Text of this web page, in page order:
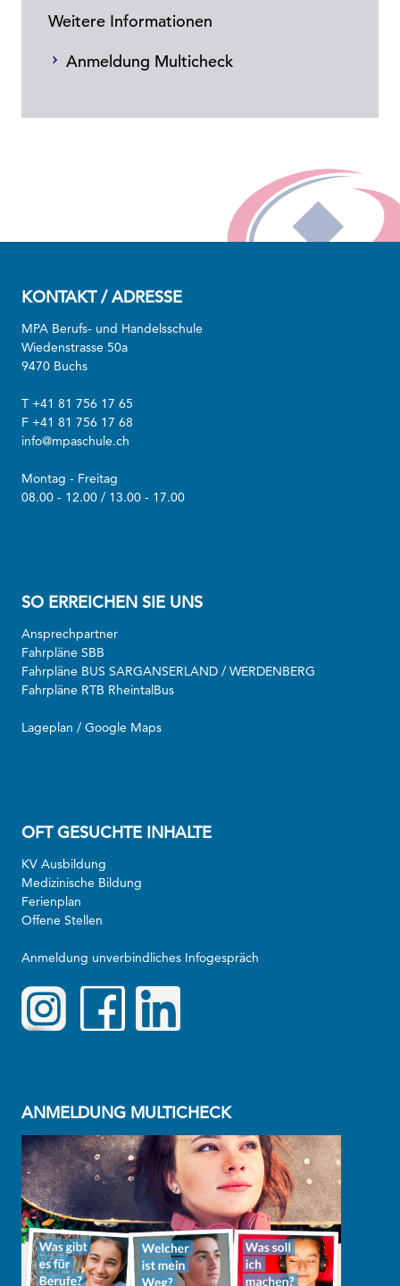
Weitere Informationen
Anmeldung Multicheck
KONTAKT / ADRESSE
MPA Berufs- und Handelsschule
Wiedenstrasse 50a
9470 Buchs
T +41 81 756 17 65
F +41 81 756 17 68
info@mpaschule.ch
Montag - Freitag
08.00 - 12.00 / 13.00 - 17.00
SO ERREICHEN SIE UNS
Ansprechpartner
Fahrpläne SBB
Fahrpläne BUS SARGANSERLAND / WERDENBERG
Fahrpläne RTB RheintalBus
Lageplan / Google Maps
OFT GESUCHTE INHALTE
KV Ausbildung
Medizinische Bildung
Ferienplan
Offene Stellen
Anmeldung unverbindliches Infogespräch
ANMELDUNG MULTICHECK